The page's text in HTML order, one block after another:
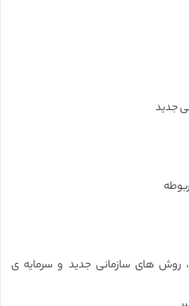
5 الگوهای استفاده: ICT، روش های سازمانی جدید و سرمایه ی